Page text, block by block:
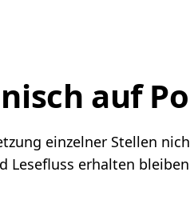
auf
einzelner Stellen
Lesefluss erhalten